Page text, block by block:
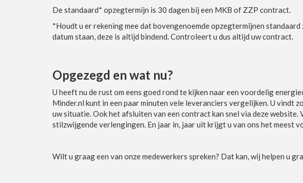
De standaard* opzegtermijn is 30 dagen bij een MKB of ZZP contract.
*Houdt u er rekening mee dat bovengenoemde opzegtermijnen
datum staan, deze is altijd bindend. Controleert u dus altijd uw contract.
Opgezegd en wat nu?
U heeft nu de rust om eens goed rond te kijken naar een voordelig
Minder.nl kunt in een paar minuten vele leveranciers vergelijken. U vindt
uw situatie. Ook het afsluiten van een contract kan snel via deze website.
stilzwijgende verlengingen. En jaar in, jaar uit krijgt u van ons het meest
Wilt u graag een van onze medewerkers spreken? Dat kan, wij helpen u